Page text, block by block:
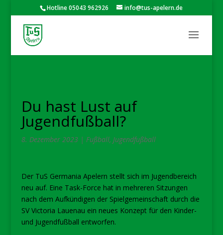
Hotline 05043 962926 info@tus-apelern.de
Du hast Lust auf
Jugendfußball?
8. Dezember 2023| Fußball, Jugendfußball
Der TuS Germania Apelern stellt sich im Jugendbereich
neu auf. Eine Task-Force hat in mehreren Sitzungen
nach dem Aufkündigen der Spielgemeinschaft durch die
SV Victoria Lauenau ein neues Konzept für den Kinder-
und Jugendfußball entworfen.